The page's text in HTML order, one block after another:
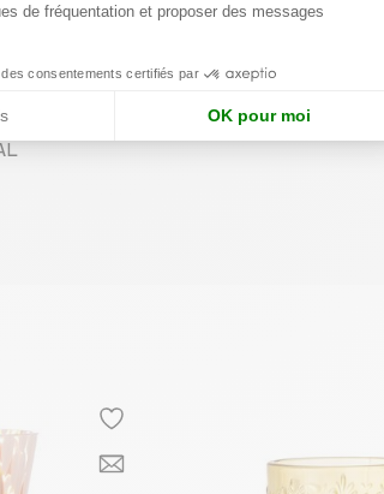
de fréquentation et proposer des messages
consentements certifiés par
OK pour moi